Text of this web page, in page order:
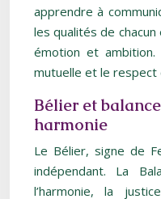
apprendre à
les qualités de
émotion et
mutuelle et le respect
Bélier et
harmonie
Le Bélier, signe de
indépendant. La
l’harmonie, la